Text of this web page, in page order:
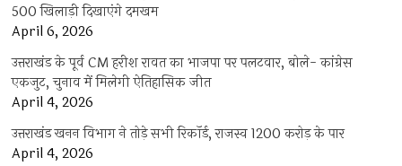
500 खिलाड़ी दिखाएंगे दमखम
April 6, 2026
उत्तराखंड के पूर्व CM हरीश रावत का भाजपा पर पलटवार, बोले- कांग्रेस
एकजुट, चुनाव में मिलेगी ऐतिहासिक जीत
April 4, 2026
उत्तराखंड खनन विभाग ने तोड़े सभी रिकॉर्ड, राजस्व 1200 करोड़ के पार
April 4, 2026